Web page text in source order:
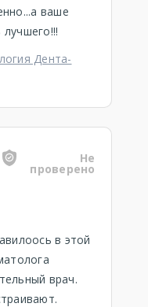
ваше
Дента-
Не
проверено
в этой
врач.